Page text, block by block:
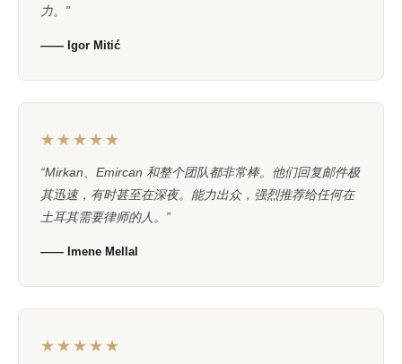
力。”
—— Igor Mitić
★★★★★
“Mirkan、Emircan 和整个团队都非常棒。他们回复邮件极
其迅速，有时甚至在深夜。能力出众，强烈推荐给任何在
土耳其需要律师的人。”
—— Imene Mellal
★★★★★